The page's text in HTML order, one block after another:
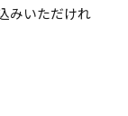
みいただけれ